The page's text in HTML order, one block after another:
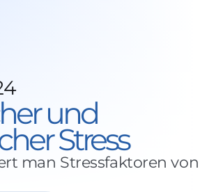
und
Stress
man Stressfaktoren von